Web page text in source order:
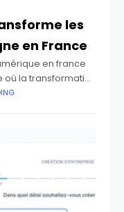
les
en France
en france
la transformation
juridique,